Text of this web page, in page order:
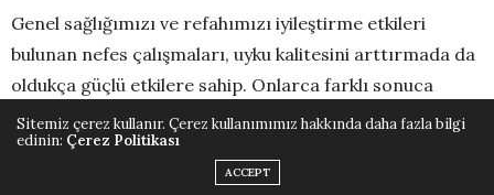
Genel sağlığımızı ve refahımızı iyileştirme etkileri
bulunan nefes çalışmaları, uyku kalitesini arttırmada da
oldukça güçlü etkilere sahip. Onlarca farklı sonuca
ulaşmak için birbirinden farklı tekniklerle uygulanan
egzersizin, uykuya yardımcı olan modellerini sizin için
derledik. Hemen inceleyip kolaylıkla uygulamaya
Sitemiz çerez kullanır. Çerez kullanımımız hakkında daha fazla bilgi
edinin: Çerez Politikası
ACCEPT